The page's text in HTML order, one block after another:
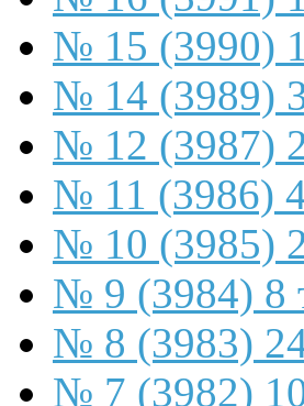
№ 15 (3990)
№ 14 (3989)
№ 12 (3987)
№ 11 (3986)
№ 10 (3985)
№ 9 (3984) 8
№ 8 (3983) 24
№ 7 (3982) 10